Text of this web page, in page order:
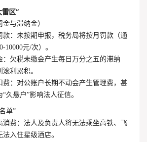
区”
与滞纳金）
款：未按期申报，税务局将按月罚款（通
10000元/次）。
：欠税未缴会产生每日万分之五的滞纳
滚利累积。
费 ：对公账户长期不动会产生管理费，甚
“久悬户”影响法人征信。
单”
消费 ：法人及负责人将无法乘坐高铁、飞
法入住星级酒店。